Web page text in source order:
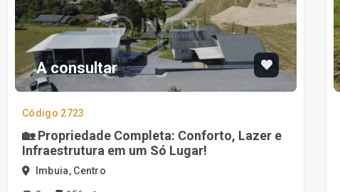
A consultar
Código 2723
🏡 Propriedade Completa: Conforto, Lazer e
Infraestrutura em um Só Lugar!
Imbuia, Centro